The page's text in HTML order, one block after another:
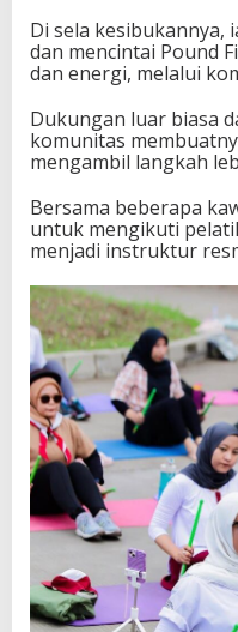
Di sela kesibukannya,
dan mencintai Pound
dan energi, melalui
Dukungan luar biasa
komunitas
mengambil langkah
Bersama beberapa
untuk mengikuti
menjadi instruktur